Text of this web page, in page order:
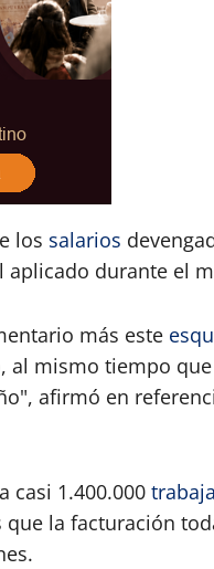
los salarios
durante el
más este
al mismo tiempo
afirmó en
casi 1.400.000
la facturación